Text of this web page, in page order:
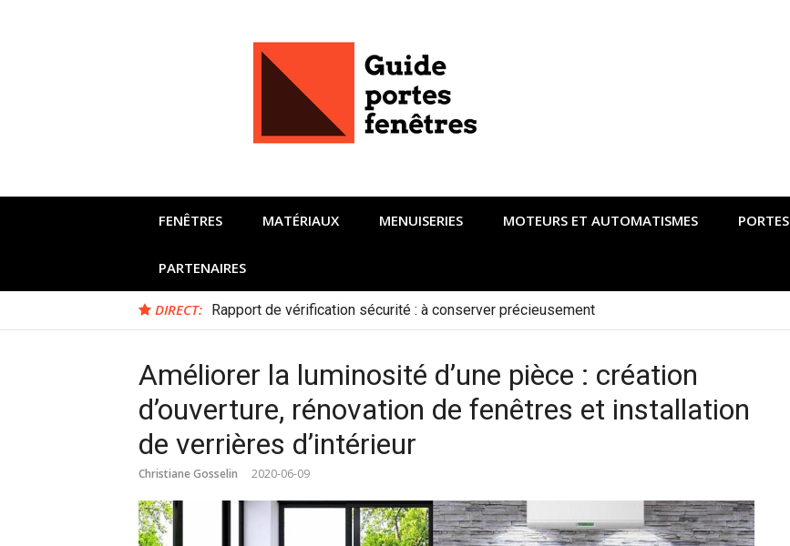
FENÊTRES MATÉRIAUX MENUISERIES MOTEURS ET AUTOMATISMES PORTES
PARTENAIRES
DIRECT: Rapport de vérification sécurité : à conserver précieusement
Améliorer la luminosité d’une pièce : création
d’ouverture, rénovation de fenêtres et installation
de verrières d’intérieur
Christiane Gosselin 2020-06-09